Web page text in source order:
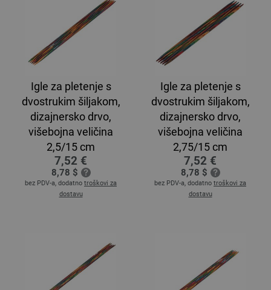
Igle za pletenje s
dvostrukim šiljakom,
dizajnersko drvo,
višebojna veličina
2,5/15 cm
7,52 €
8,78 $
bez PDV-a, dodatno troškovi za
dostavu
Igle za pletenje s
dvostrukim šiljakom,
dizajnersko drvo,
višebojna veličina
2,75/15 cm
7,52 €
8,78 $
bez PDV-a, dodatno troškovi za
dostavu